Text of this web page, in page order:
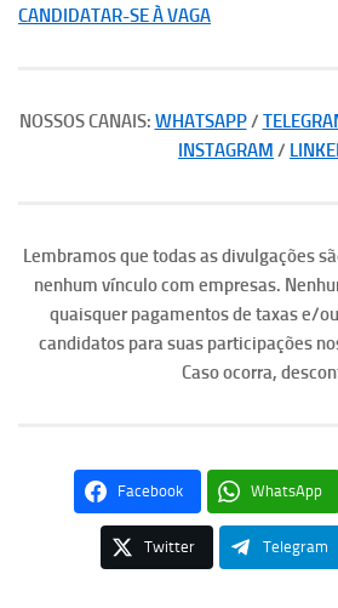
CANDIDATAR-SE À VAGA
NOSSOS CANAIS: WHATSAPP/
INSTAGRAM /
Lembramos que todas as divulgações
nenhum vínculo com empresas.
quaisquer pagamentos de taxas e/
candidatos para suas participações
Caso ocorra,
Facebook WhatsApp
Twitter Telegram